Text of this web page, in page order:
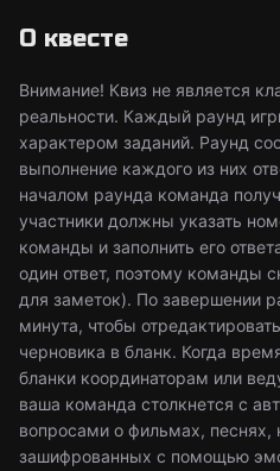
О квесте
Внимание! Квиз не является
реальности. Каждый раунд
характером заданий. Раунд
выполнение каждого из них
началом раунда команда
участники должны указать
команды и заполнить его
один ответ, поэтому команды
для заметок). По завершении
минута, чтобы
черновика в бланк. Когда
бланки координаторам или
ваша команда столкнется с
вопросами о фильмах, песнях,
зашифрованных с помощью